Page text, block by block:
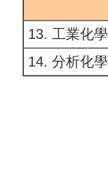
13. 工業化學
14. 分析化學